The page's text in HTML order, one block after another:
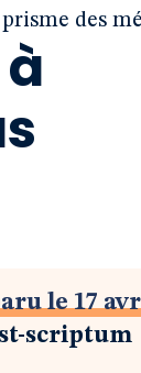
des
le 17
scriptum